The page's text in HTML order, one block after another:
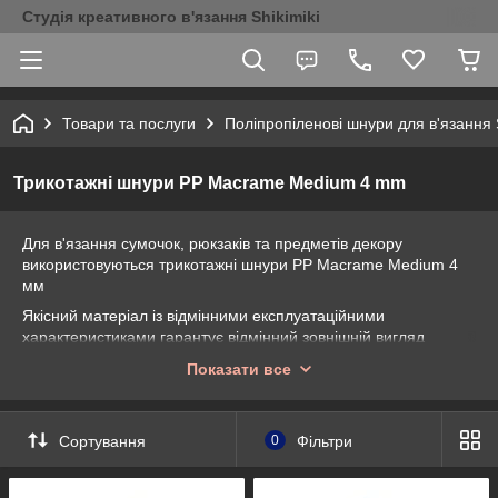
Студія креативного в'язання Shikimiki
Товари та послуги Поліпропіленові шнури для в'язання
Трикотажні шнури PP Macrame Medium 4 mm
Для в'язання сумочок, рюкзаків та предметів декору
використовуються трикотажні шнури PP Mаcrame Medium 4
мм
Якісний матеріал із відмінними експлуатаційними
характеристиками гарантує відмінний зовнішній вигляд
майстрам, так і аматорами, які тільки-но почали освоєння
техніки.
в техніці макраме.
Показати все
Сортування 0 Фільтри